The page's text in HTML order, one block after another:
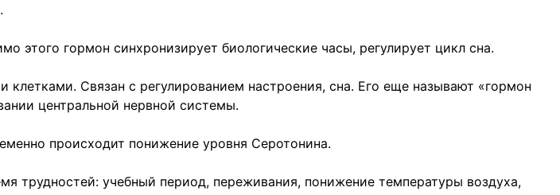
этого гормон синхронизирует биологические часы, регулирует цикл сна.
Связан с регулированием настроения, сна. Его еще называют «гормон
центральной нервной системы.
происходит понижение уровня Серотонина.
трудностей: учебный период, переживания, понижение температуры воздуха,